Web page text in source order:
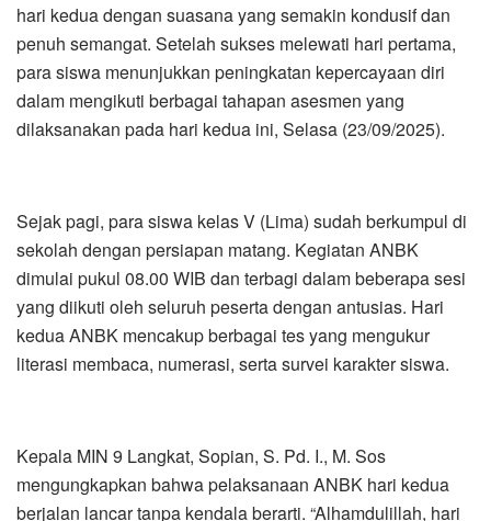
hari kedua dengan suasana yang semakin kondusif dan
penuh semangat. Setelah sukses melewati hari pertama,
para siswa menunjukkan peningkatan kepercayaan diri
dalam mengikuti berbagai tahapan asesmen yang
dilaksanakan pada hari kedua ini, Selasa (23/09/2025).
Sejak pagi, para siswa kelas V (Lima) sudah berkumpul di
sekolah dengan persiapan matang. Kegiatan ANBK
dimulai pukul 08.00 WIB dan terbagi dalam beberapa sesi
yang diikuti oleh seluruh peserta dengan antusias. Hari
kedua ANBK mencakup berbagai tes yang mengukur
literasi membaca, numerasi, serta survei karakter siswa.
Kepala MIN 9 Langkat, Sopian, S. Pd. I., M. Sos
mengungkapkan bahwa pelaksanaan ANBK hari kedua
berjalan lancar tanpa kendala berarti. “Alhamdulillah, hari